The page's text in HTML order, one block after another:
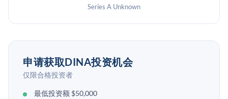
Series A Unknown
申请获取DINA投资机会
仅限合格投资者
最低投资额 $50,000